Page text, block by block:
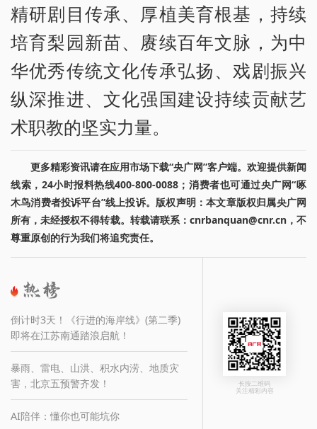
精研剧目传承、厚植美育根基，持续
培育梨园新苗、赓续百年文脉，为中
华优秀传统文化传承弘扬、戏剧振兴
纵深推进、文化强国建设持续贡献艺
术职教的坚实力量。
更多精彩资讯请在应用市场下载“央广网”客户端。欢迎提供新闻
线索，24小时报料热线400-800-0088；消费者也可通过央广网“啄
木鸟消费者投诉平台”线上投诉。版权声明：本文章版权归属央广网
所有，未经授权不得转载。转载请联系：cnrbanquan@cnr.cn，不
尊重原创的行为我们将追究责任。
倒计时3天！《行进的海岸线》(第二季)
即将在江苏南通踏浪启航！
暴雨、雷电、山洪、积水内涝、地质灾
害，北京五预警齐发！
AI陪伴：懂你也可能坑你
长按二维码
关注精彩内容